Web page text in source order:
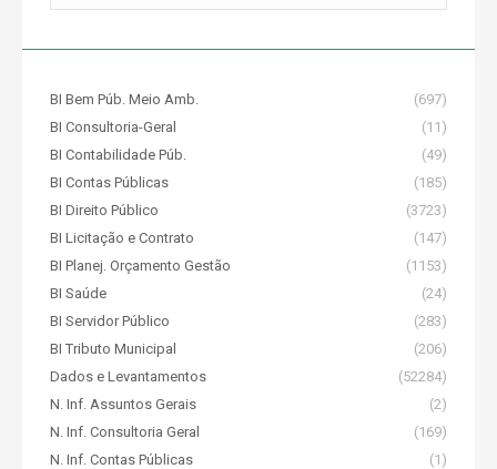
BI Bem Púb. Meio Amb.
(697)
BI Consultoria-Geral
(11)
BI Contabilidade Púb.
(49)
BI Contas Públicas
(185)
BI Direito Público
(3723)
BI Licitação e Contrato
(147)
BI Planej. Orçamento Gestão
(1153)
BI Saúde
(24)
BI Servidor Público
(283)
BI Tributo Municipal
(206)
Dados e Levantamentos
(52284)
N. Inf. Assuntos Gerais
(2)
N. Inf. Consultoria Geral
(169)
N. Inf. Contas Públicas
(1)